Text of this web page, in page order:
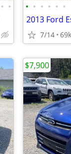
• • • • • • • •
2013 Ford
7/14
$7,900